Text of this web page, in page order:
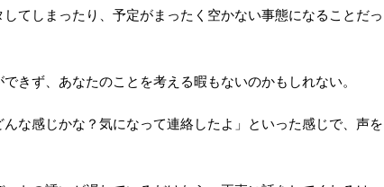
てしまったり、予定がまったく空かない事態になることだっ
きず、あなたのことを考える暇もないのかもしれない。
な感じかな？気になって連絡したよ」といった感じで、声を